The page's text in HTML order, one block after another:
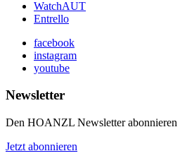
WatchAUT
Entrello
facebook
instagram
youtube
Newsletter
Den HOANZL Newsletter abonnieren
Jetzt abonnieren